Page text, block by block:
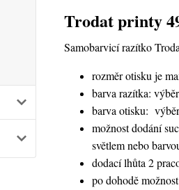
Trodat printy
Samobarvicí razítko
rozměr otisku je
barva razítka:
barva otisku:
možnost dodání
světlem nebo
dodací lhůta 2
po dohodě